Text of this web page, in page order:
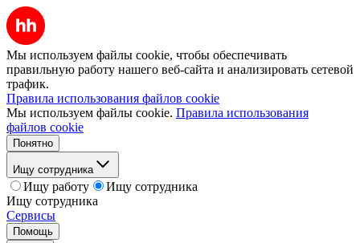
Мы используем файлы cookie, чтобы обеспечивать
правильную работу нашего веб-сайта и анализировать сетевой
трафик.
Правила использования файлов cookie
Мы используем файлы cookie. Правила использования
файлов cookie
Понятно
Ищу сотрудника
Ищу работу
Ищу сотрудника
Ищу сотрудника
Сервисы
Помощь